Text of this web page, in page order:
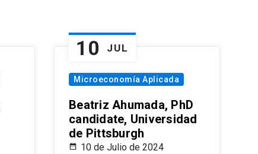
10 JUL
Microeconomía Aplicada
Beatriz Ahumada, PhD
candidate, Universidad
de Pittsburgh
10 de Julio de 2024